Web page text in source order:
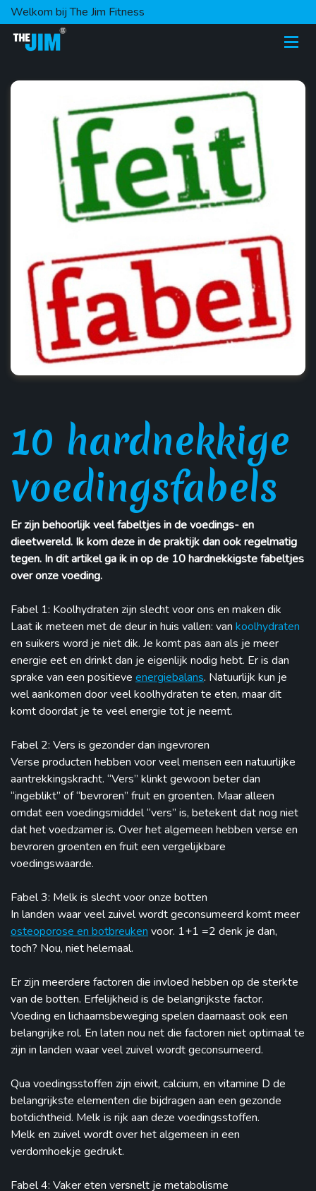
Welkom bij The Jim Fitness
10 hardnekkige
voedingsfabels
Er zijn behoorlijk veel fabeltjes in de voedings- en
dieetwereld. Ik kom deze in de praktijk dan ook regelmatig
tegen. In dit artikel ga ik in op de 10 hardnekkigste fabeltjes
over onze voeding.
Fabel 1: Koolhydraten zijn slecht voor ons en maken dik
Laat ik meteen met de deur in huis vallen: van koolhydraten
en suikers word je niet dik. Je komt pas aan als je meer
energie eet en drinkt dan je eigenlijk nodig hebt. Er is dan
sprake van een positieve energiebalans. Natuurlijk kun je
wel aankomen door veel koolhydraten te eten, maar dit
komt doordat je te veel energie tot je neemt.
Fabel 2: Vers is gezonder dan ingevroren
Verse producten hebben voor veel mensen een natuurlijke
aantrekkingskracht. “Vers” klinkt gewoon beter dan
“ingeblikt” of “bevroren” fruit en groenten. Maar alleen
omdat een voedingsmiddel “vers” is, betekent dat nog niet
dat het voedzamer is. Over het algemeen hebben verse en
bevroren groenten en fruit een vergelijkbare
voedingswaarde.
Fabel 3: Melk is slecht voor onze botten
In landen waar veel zuivel wordt geconsumeerd komt meer
osteoporose en botbreuken voor. 1+1 =2 denk je dan,
toch? Nou, niet helemaal.
Er zijn meerdere factoren die invloed hebben op de sterkte
van de botten. Erfelijkheid is de belangrijkste factor.
Voeding en lichaamsbeweging spelen daarnaast ook een
belangrijke rol. En laten nou net die factoren niet optimaal te
zijn in landen waar veel zuivel wordt geconsumeerd.
Qua voedingsstoffen zijn eiwit, calcium, en vitamine D de
belangrijkste elementen die bijdragen aan een gezonde
botdichtheid. Melk is rijk aan deze voedingsstoffen.
Melk en zuivel wordt over het algemeen in een
verdomhoekje gedrukt.
Fabel 4: Vaker eten versnelt je metabolisme